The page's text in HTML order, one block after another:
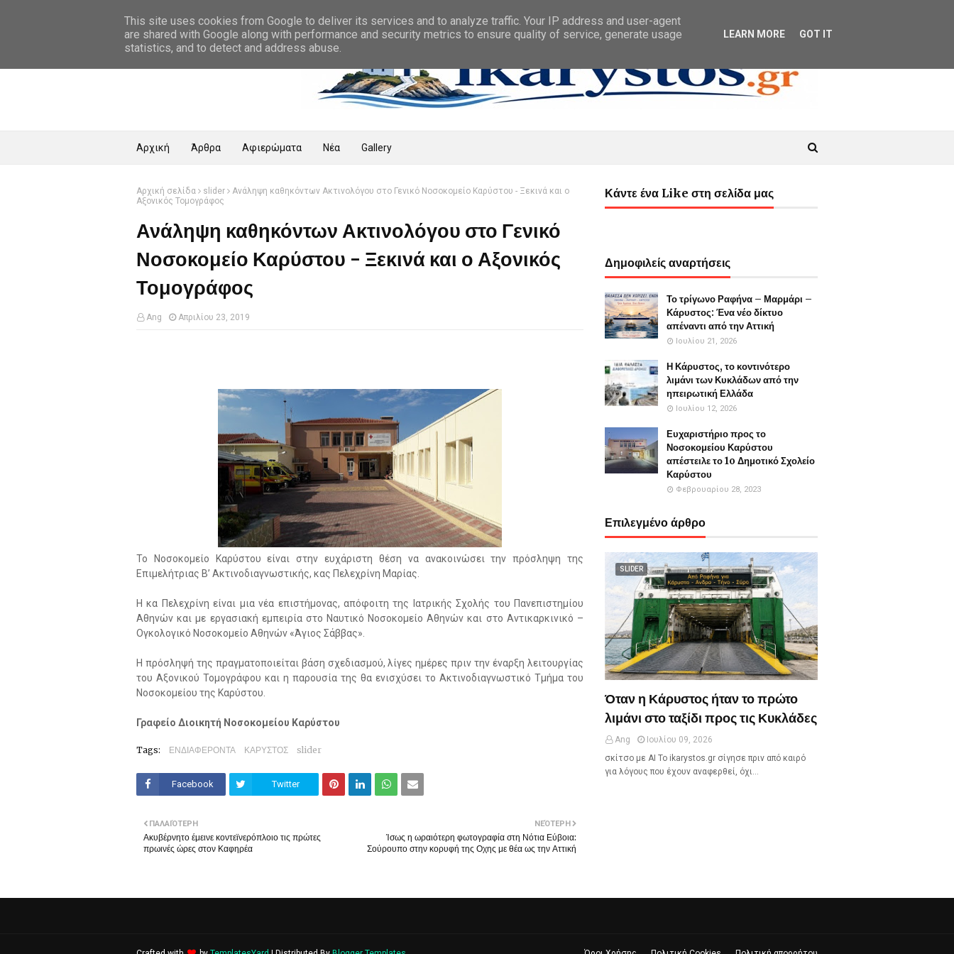
Αρχική Άρθρα Αφιερώματα Νέα Gallery
Αρχική σελίδα slider
Ανάληψη καθηκόντων Ακτινολόγου στο Γενικό Νοσοκομείο Καρύστου - Ξεκινά και ο
Αξονικός Τομογράφος
Ανάληψη καθηκόντων Ακτινολόγου στο Γενικό
Νοσοκομείο Καρύστου - Ξεκινά και ο Αξονικός
Τομογράφος
Ang Απριλίου 23, 2019
Το Νοσοκομείο Καρύστου είναι στην ευχάριστη θέση να ανακοινώσει την πρόσληψη της
Επιμελήτριας Β’ Ακτινοδιαγνωστικής, κας Πελεχρίνη Μαρίας.
Η κα Πελεχρίνη είναι μια νέα επιστήμονας, απόφοιτη της Ιατρικής Σχολής του Πανεπιστημίου
Αθηνών και με εργασιακή εμπειρία στο Ναυτικό Νοσοκομείο Αθηνών και στο Αντικαρκινικό –
Ογκολογικό Νοσοκομείο Αθηνών «Άγιος Σάββας».
Η πρόσληψή της πραγματοποιείται βάση σχεδιασμού, λίγες ημέρες πριν την έναρξη λειτουργίας
του Αξονικού Τομογράφου και η παρουσία της θα ενισχύσει το Ακτινοδιαγνωστικό Τμήμα του
Νοσοκομείου της Καρύστου.
Γραφείο Διοικητή Νοσοκομείου Καρύστου
Tags: ΕΝΔΙΑΦΕΡΟΝΤΑ ΚΑΡΥΣΤΟΣ slider
Facebook Twitter
ΝΕΌΤΕΡΗ
Ίσως η ωραιότερη φωτογραφία στη Νότια Εύβοια:
Σούρουπο στην κορυφή της Οχης με θέα ως την Αττική
ΠΑΛΑΙΌΤΕΡΗ
Ακυβέρνητο έμεινε κοντεϊνερόπλοιο τις πρώτες
πρωινές ώρες στον Καφηρέα
Κάντε ένα Like στη σελίδα μας
Δημοφιλείς αναρτήσεις
Το τρίγωνο Ραφήνα – Μαρμάρι –
Κάρυστος: Ένα νέο δίκτυο
απέναντι από την Αττική
Ιουλίου 21, 2026
Η Κάρυστος, το κοντινότερο
λιμάνι των Κυκλάδων από την
ηπειρωτική Ελλάδα
Ιουλίου 12, 2026
Ευχαριστήριο προς το
Νοσοκομείου Καρύστου
απέστειλε το 1o Δημοτικό Σχολείο
Καρύστου
Φεβρουαρίου 28, 2023
Επιλεγμένο άρθρο
SLIDER
Όταν η Κάρυστος ήταν το πρώτο
λιμάνι στο ταξίδι προς τις Κυκλάδες
Ang
Ιουλίου 09, 2026
σκίτσο με ΑΙ Το ikarystos.gr σίγησε πριν από καιρό
για λόγους που έχουν αναφερθεί, όχι…
This site uses cookies from Google to deliver its services and to analyze traffic. Your IP address and user-agent
are shared with Google along with performance and security metrics to ensure quality of service, generate usage
statistics, and to detect and address abuse.
LEARN MORE GOT IT